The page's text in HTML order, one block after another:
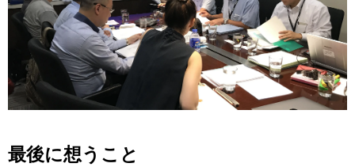
最後に想うこと